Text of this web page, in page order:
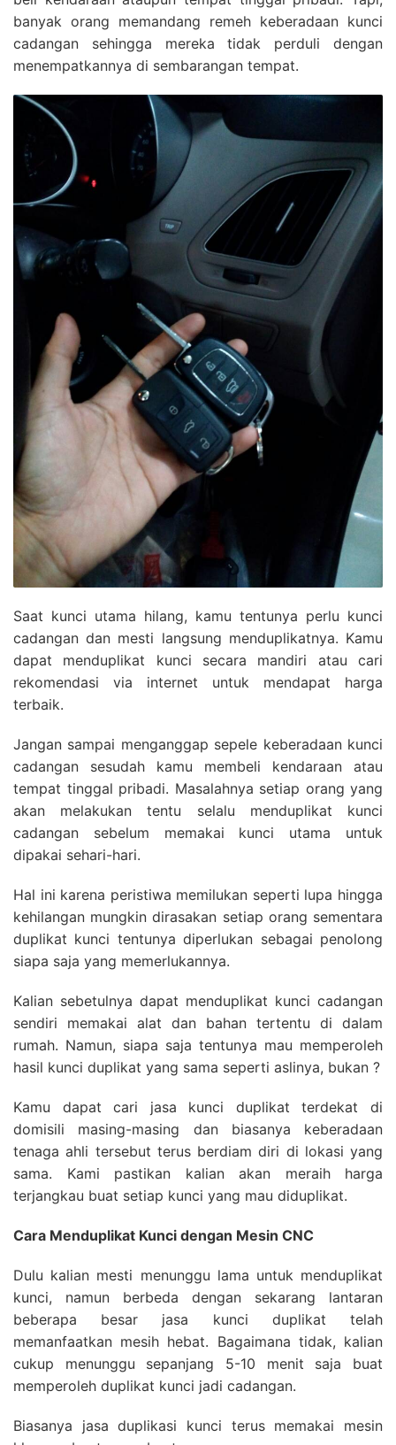
banyak orang memandang remeh keberadaan kunci
cadangan sehingga mereka tidak perduli dengan
menempatkannya di sembarangan tempat.
Saat kunci utama hilang, kamu tentunya perlu kunci
cadangan dan mesti langsung menduplikatnya. Kamu
dapat menduplikat kunci secara mandiri atau cari
rekomendasi via internet untuk mendapat harga
terbaik.
Jangan sampai menganggap sepele keberadaan kunci
cadangan sesudah kamu membeli kendaraan atau
tempat tinggal pribadi. Masalahnya setiap orang yang
akan melakukan tentu selalu menduplikat kunci
cadangan sebelum memakai kunci utama untuk
dipakai sehari-hari.
Hal ini karena peristiwa memilukan seperti lupa hingga
kehilangan mungkin dirasakan setiap orang sementara
duplikat kunci tentunya diperlukan sebagai penolong
siapa saja yang memerlukannya.
Kalian sebetulnya dapat menduplikat kunci cadangan
sendiri memakai alat dan bahan tertentu di dalam
rumah. Namun, siapa saja tentunya mau memperoleh
hasil kunci duplikat yang sama seperti aslinya, bukan ?
Kamu dapat cari jasa kunci duplikat terdekat di
domisili masing-masing dan biasanya keberadaan
tenaga ahli tersebut terus berdiam diri di lokasi yang
sama. Kami pastikan kalian akan meraih harga
terjangkau buat setiap kunci yang mau diduplikat.
Cara Menduplikat Kunci dengan Mesin CNC
Dulu kalian mesti menunggu lama untuk menduplikat
kunci, namun berbeda dengan sekarang lantaran
beberapa besar jasa kunci duplikat telah
memanfaatkan mesih hebat. Bagaimana tidak, kalian
cukup menunggu sepanjang 5-10 menit saja buat
memperoleh duplikat kunci jadi cadangan.
Biasanya jasa duplikasi kunci terus memakai mesin